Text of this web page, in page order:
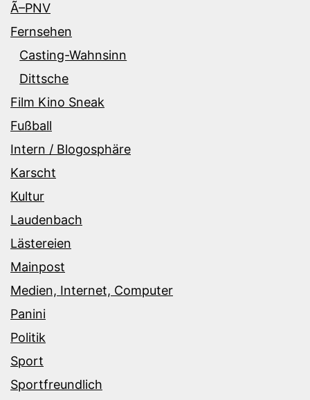
Ã–PNV
Fernsehen
Casting-Wahnsinn
Dittsche
Film Kino Sneak
Fußball
Intern / Blogosphäre
Karscht
Kultur
Laudenbach
Lästereien
Mainpost
Medien, Internet, Computer
Panini
Politik
Sport
Sportfreundlich